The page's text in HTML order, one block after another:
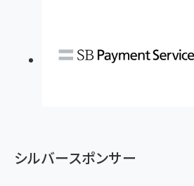
シルバースポンサー